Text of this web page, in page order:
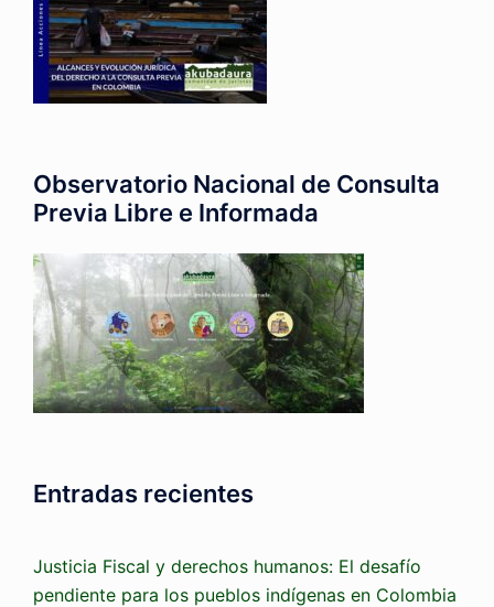
Observatorio Nacional de Consulta
Previa Libre e Informada
Entradas recientes
Justicia Fiscal y derechos humanos: El desafío
pendiente para los pueblos indígenas en Colombia